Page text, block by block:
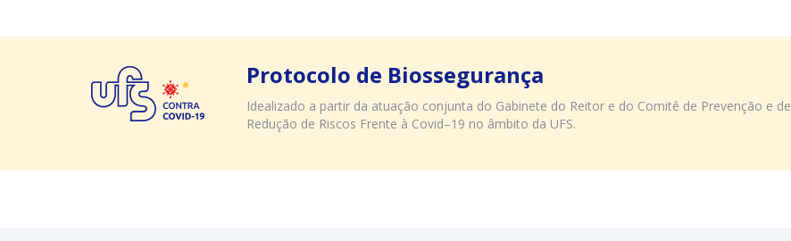
Protocolo de Biossegurança
Idealizado a partir da atuação conjunta do Gabinete do Reitor e do Comitê de Prevenção e de
Redução de Riscos Frente à Covid–19 no âmbito da UFS.